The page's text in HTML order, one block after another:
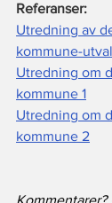
Referanser:
Utredning av
kommune-
Utredning om
kommune 1
Utredning om
kommune 2